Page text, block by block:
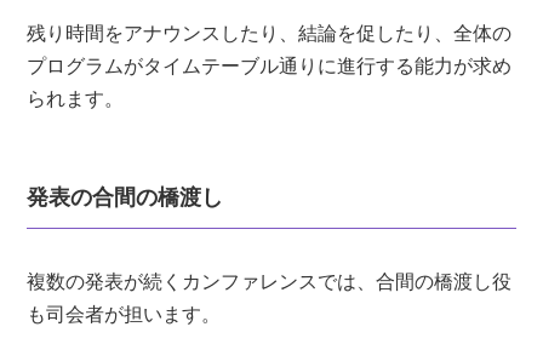
残り時間をアナウンスしたり、結論を促したり、全体の
プログラムがタイムテーブル通りに進行する能力が求め
られます。
発表の合間の橋渡し
複数の発表が続くカンファレンスでは、合間の橋渡し役
も司会者が担います。